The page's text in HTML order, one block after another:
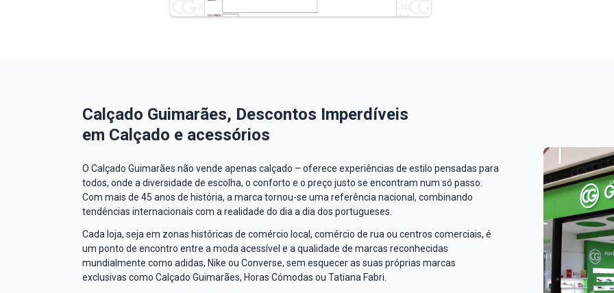
Calçado Guimarães, Descontos Imperdíveis
em Calçado e acessórios
O Calçado Guimarães não vende apenas calçado – oferece experiências de estilo pensadas para
todos, onde a diversidade de escolha, o conforto e o preço justo se encontram num só passo.
Com mais de 45 anos de história, a marca tornou-se uma referência nacional, combinando
tendências internacionais com a realidade do dia a dia dos portugueses.
Cada loja, seja em zonas históricas de comércio local, comércio de rua ou centros comerciais, é
um ponto de encontro entre a moda acessível e a qualidade de marcas reconhecidas
mundialmente como adidas, Nike ou Converse, sem esquecer as suas próprias marcas
exclusivas como Calçado Guimarães, Horas Cómodas ou Tatiana Fabri.